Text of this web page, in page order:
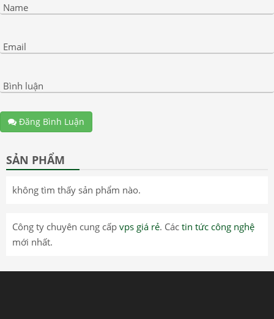
Name
Email
Bình luận
Đăng Bình Luận
SẢN PHẨM
không tìm thấy sản phẩm nào.
Công ty chuyên cung cấp vps giá rẻ. Các tin tức công nghệ
mới nhất.